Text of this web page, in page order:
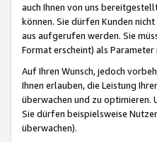
auch Ihnen von uns
können. Sie dürfen Kunden
aus aufgerufen werden. Sie
Format erscheint) als
Auf Ihren Wunsch, jedoch
Ihnen erlauben, die Leistung
überwachen und zu optimieren.
Sie dürfen beispielsweise
überwachen).